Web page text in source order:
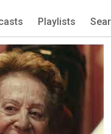
Playlists